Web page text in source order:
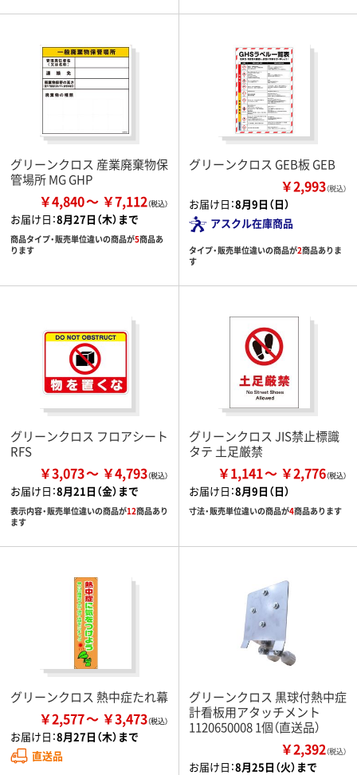
グリーンクロス 産業廃棄物保
管場所 MG GHP
￥4,840 ￥7,112
お届け日：8月27日（木）まで
商品タイプ・販売単位違いの商品が5商品あ
ります
グリーンクロス GEB板 GEB
￥2,993（税込）
お届け日：8月9日（日）
アスクル在庫商品
タイプ・販売単位違いの商品が2商品ありま
す
グリーンクロス フロアシート
RFS
￥3,073 ￥4,793
お届け日：8月21日（金）まで
表示内容・販売単位違いの商品が12商品あり
ます
グリーンクロス JIS禁止標識
タテ 土足厳禁
￥1,141 ￥2,776
お届け日：8月9日（日）
寸法・販売単位違いの商品が4商品あります
グリーンクロス 熱中症たれ幕
￥2,577 ￥3,473
お届け日：8月27日（木）まで
直送品
グリーンクロス 黒球付熱中症
計看板用アタッチメント
1120650008 1個（直送品）
￥2,392（税込）
お届け日：8月25日（火）まで